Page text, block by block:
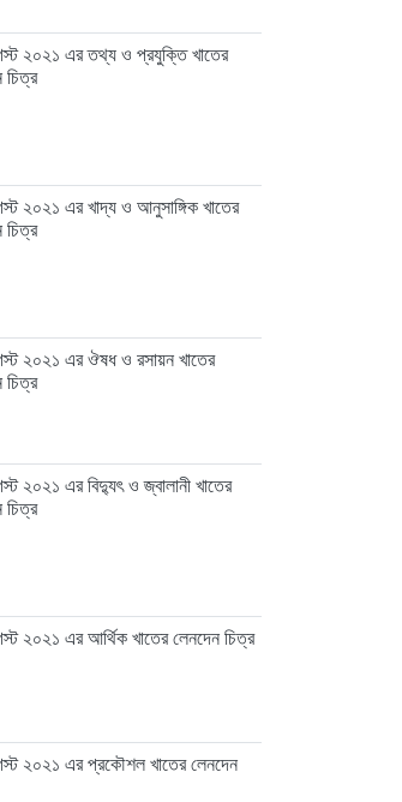
২০২১ এর তথ্য ও প্রযুক্তি খাতের
চিত্র
২০২১ এর খাদ্য ও আনুসাঙ্গিক খাতের
চিত্র
২০২১ এর ঔষধ ও রসায়ন খাতের
চিত্র
২০২১ এর বিদ্যুৎ ও জ্বালানী খাতের
চিত্র
২০২১ এর আর্থিক খাতের লেনদেন চিত্র
২০২১ এর প্রকৌশল খাতের লেনদেন